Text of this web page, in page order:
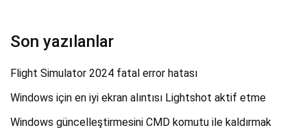
Son yazılanlar
Flight Simulator 2024 fatal error hatası
Windows için en iyi ekran alıntısı Lightshot aktif etme
Windows güncelleştirmesini CMD komutu ile kaldırmak